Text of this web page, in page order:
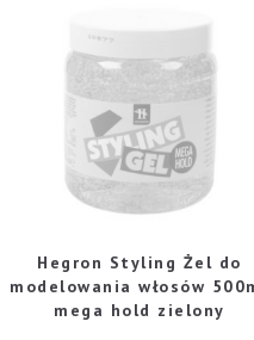
Hegron Styling Żel do
modelowania włosów
mega hold zielony